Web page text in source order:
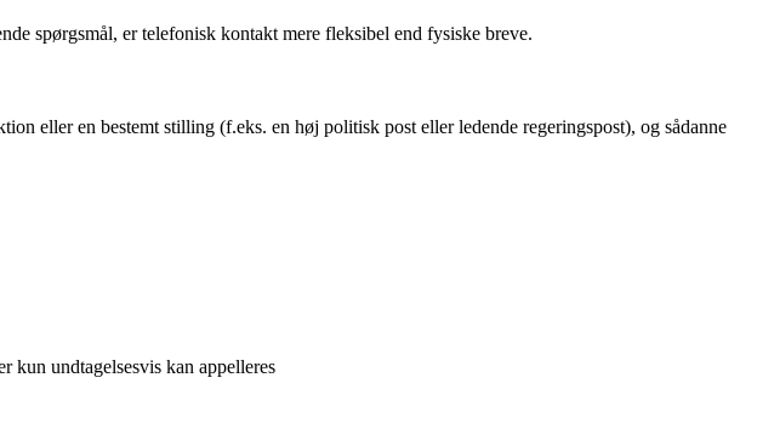
spørgsmål, er telefonisk kontakt mere fleksibel end fysiske breve.
eller en bestemt stilling (f.eks. en høj politisk post eller ledende regeringspost), og sådanne
kun undtagelsesvis kan appelleres